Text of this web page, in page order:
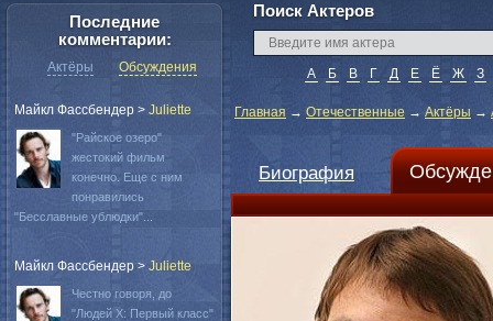
Поиск Актеров
А Б В Г Д Е Ё Ж З
Главная → Отечественные → Актёры →
Биография
Последние
комментарии:
Актёры Обсуждения
Майкл Фассбендер > Juliette
"Райское озеро"
жестокий фильм
конечно. Еще с ним
понравились
"Бесславные ублюдки"...
Майкл Фассбендер > Juliette
Честно говоря, до
"Людей Х: Первый класс"